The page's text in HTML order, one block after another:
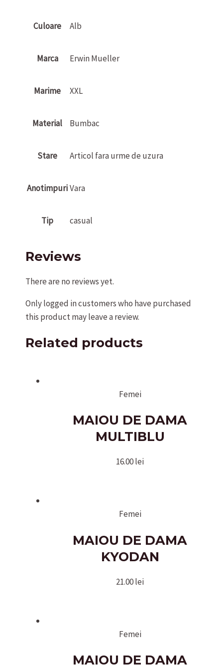
Culoare Alb
Marca Erwin Mueller
Marime XXL
Material Bumbac
Stare Articol fara urme de uzura
AnotimpuriVara
Tip casual
Reviews
There are no reviews yet.
Only logged in customers who have purchased
this product may leave a review.
Related products
Femei
MAIOU DE DAMA
MULTIBLU
16.00lei
Femei
MAIOU DE DAMA
KYODAN
21.00lei
Femei
MAIOU DE DAMA